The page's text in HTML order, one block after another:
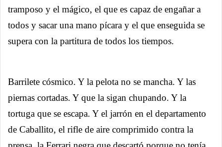
tramposo y el mágico, el que es capaz de engañar a
todos y sacar una mano pícara y el que enseguida se
supera con la partitura de todos los tiempos.
Barrilete cósmico. Y la pelota no se mancha. Y las
piernas cortadas. Y que la sigan chupando. Y la
tortuga que se escapa. Y el jarrón en el departamento
de Caballito, el rifle de aire comprimido contra la